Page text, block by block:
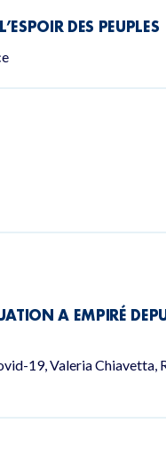
DES PEUPLES
A EMPIRÉ
19, Valeria Chiavetta,